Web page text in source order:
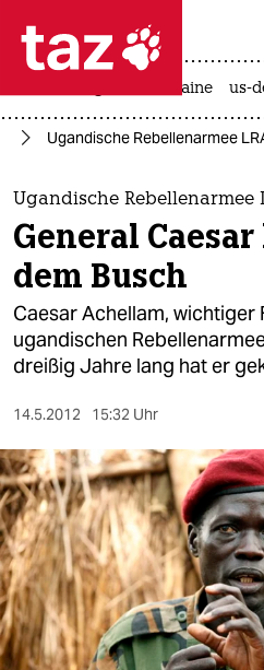
 taz zahl
taz zahl ich
themen
politik
öko
gesellschaft
sport
berlin
nord
wahrheit
verlag
krieg in der ukraine us-
Ugandische Rebellenarmee
Ugandische Rebellenarmee
General
dem Busch
Caesar Achellam,
ugandischen
dreißig Jahre lang hat er
14.5.2012 15:32 Uhr